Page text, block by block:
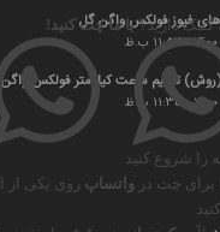
فیوز فولکس واگن گل
تنظیم ساعت کیلومتر فولکس
کمک دارید؟با ما چت کنید!
را شروع کنید
برای چت در واتساپ روی یکی از